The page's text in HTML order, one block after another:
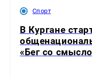
Спорт
В Кургане
«Бег со